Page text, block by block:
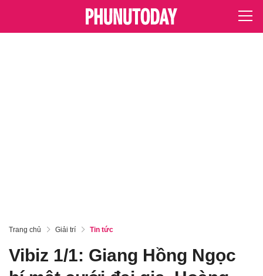
Trang chủ Giải trí Tin tức
Vibiz 1/1: Giang Hồng Ngọc